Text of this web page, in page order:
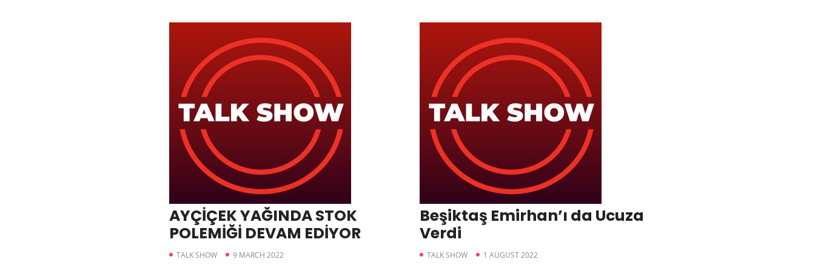
AYÇİÇEK YAĞINDA STOK
POLEMİĞİ DEVAM EDİYOR
TALK SHOW 9 MARCH 2022
Beşiktaş Emirhan’ı da Ucuza
Verdi
TALK SHOW 1 AUGUST 2022